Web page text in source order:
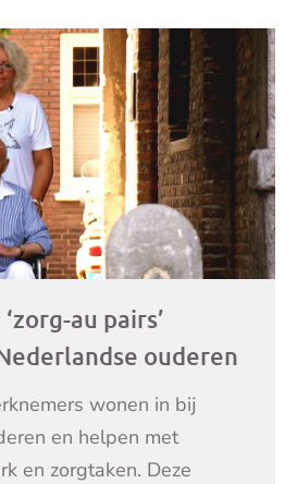
au pairs’
ouderen
wonen in bij
en helpen met
en zorgtaken. Deze